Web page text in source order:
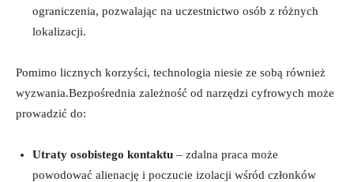
ograniczenia, pozwalając na uczestnictwo osób z różnych
lokalizacji.
Pomimo licznych korzyści, technologia niesie ze sobą również
wyzwania.Bezpośrednia zależność od narzędzi cyfrowych⁢ może
prowadzić​ do:
Utraty osobistego kontaktu – zdalna praca może
powodować alienację i poczucie ⁤izolacji wśród członków